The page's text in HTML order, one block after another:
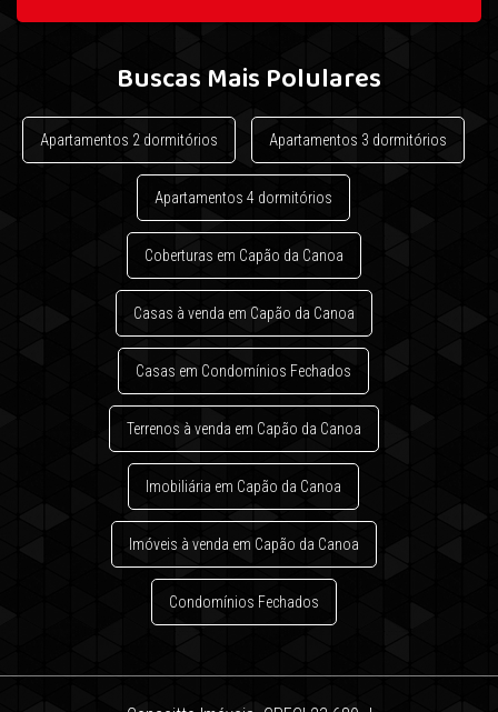
Buscas Mais Polulares
Apartamentos 2 dormitórios Apartamentos 3 dormitórios
Apartamentos 4 dormitórios
Coberturas em Capão da Canoa
Casas à venda em Capão da Canoa
Casas em Condomínios Fechados
Terrenos à venda em Capão da Canoa
Imobiliária em Capão da Canoa
Imóveis à venda em Capão da Canoa
Condomínios Fechados